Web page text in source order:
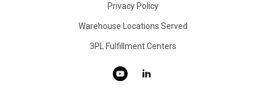
Privacy Policy
Warehouse Locations Served
3PL Fulfillment Centers